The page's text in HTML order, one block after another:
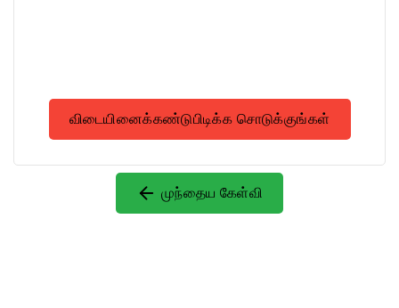
விடையினைக்கண்டுபிடிக்க சொடுக்குங்கள்
முந்தைய கேள்வி